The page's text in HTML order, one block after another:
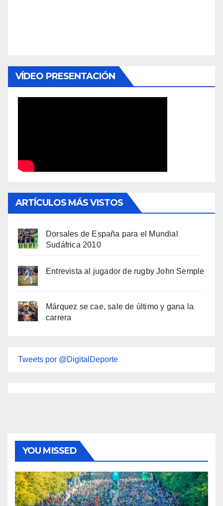
VÍDEO PRESENTACIÓN
ARTÍCULOS MÁS VISTOS
Dorsales de España para el Mundial
Sudáfrica 2010
Entrevista al jugador de rugby John Semple
Márquez se cae, sale de último y gana la
carrera
Tweets por @DigitalDeporte
YOU MISSED